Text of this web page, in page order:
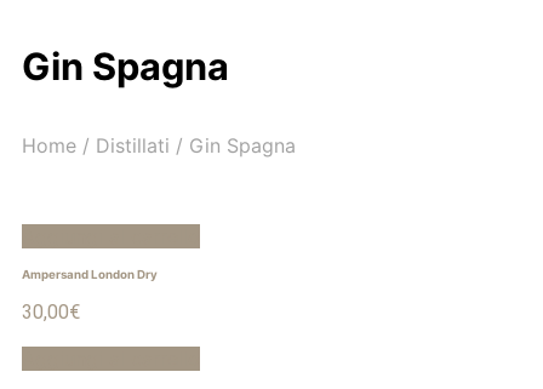
Gin Spagna
Home / Distillati / Gin Spagna
Ampersand London Dry
30,00€